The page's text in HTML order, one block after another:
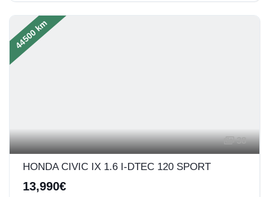
44500 km
38
HONDA CIVIC IX 1.6 I-DTEC 120 SPORT
13,990€